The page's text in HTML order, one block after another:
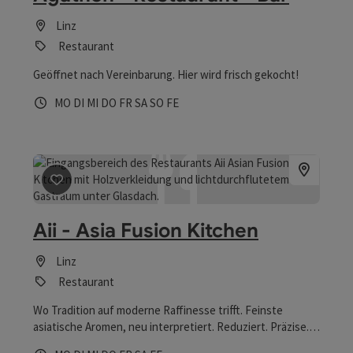
Linz
Restaurant
Geöffnet nach Vereinbarung. Hier wird frisch gekocht!
Öffnungszeiten
MO Montag geöffnet
DI Dienstag geöffnet
MI Mittwoch geöffnet
DO Donnerstag geöffnet
FR Freitag geöffnet
SASamstag geöffnet
SO Sonntag geöffnet
FEFeiertag geöffnet
Beitrag merken: Aii - Asia Fusion Kitchen
Aii - Asia Fusion Kitchen
Linz
Restaurant
Wo Tradition auf moderne Raffinesse trifft. Feinste
asiatische Aromen, neu interpretiert. Reduziert. Präzise.